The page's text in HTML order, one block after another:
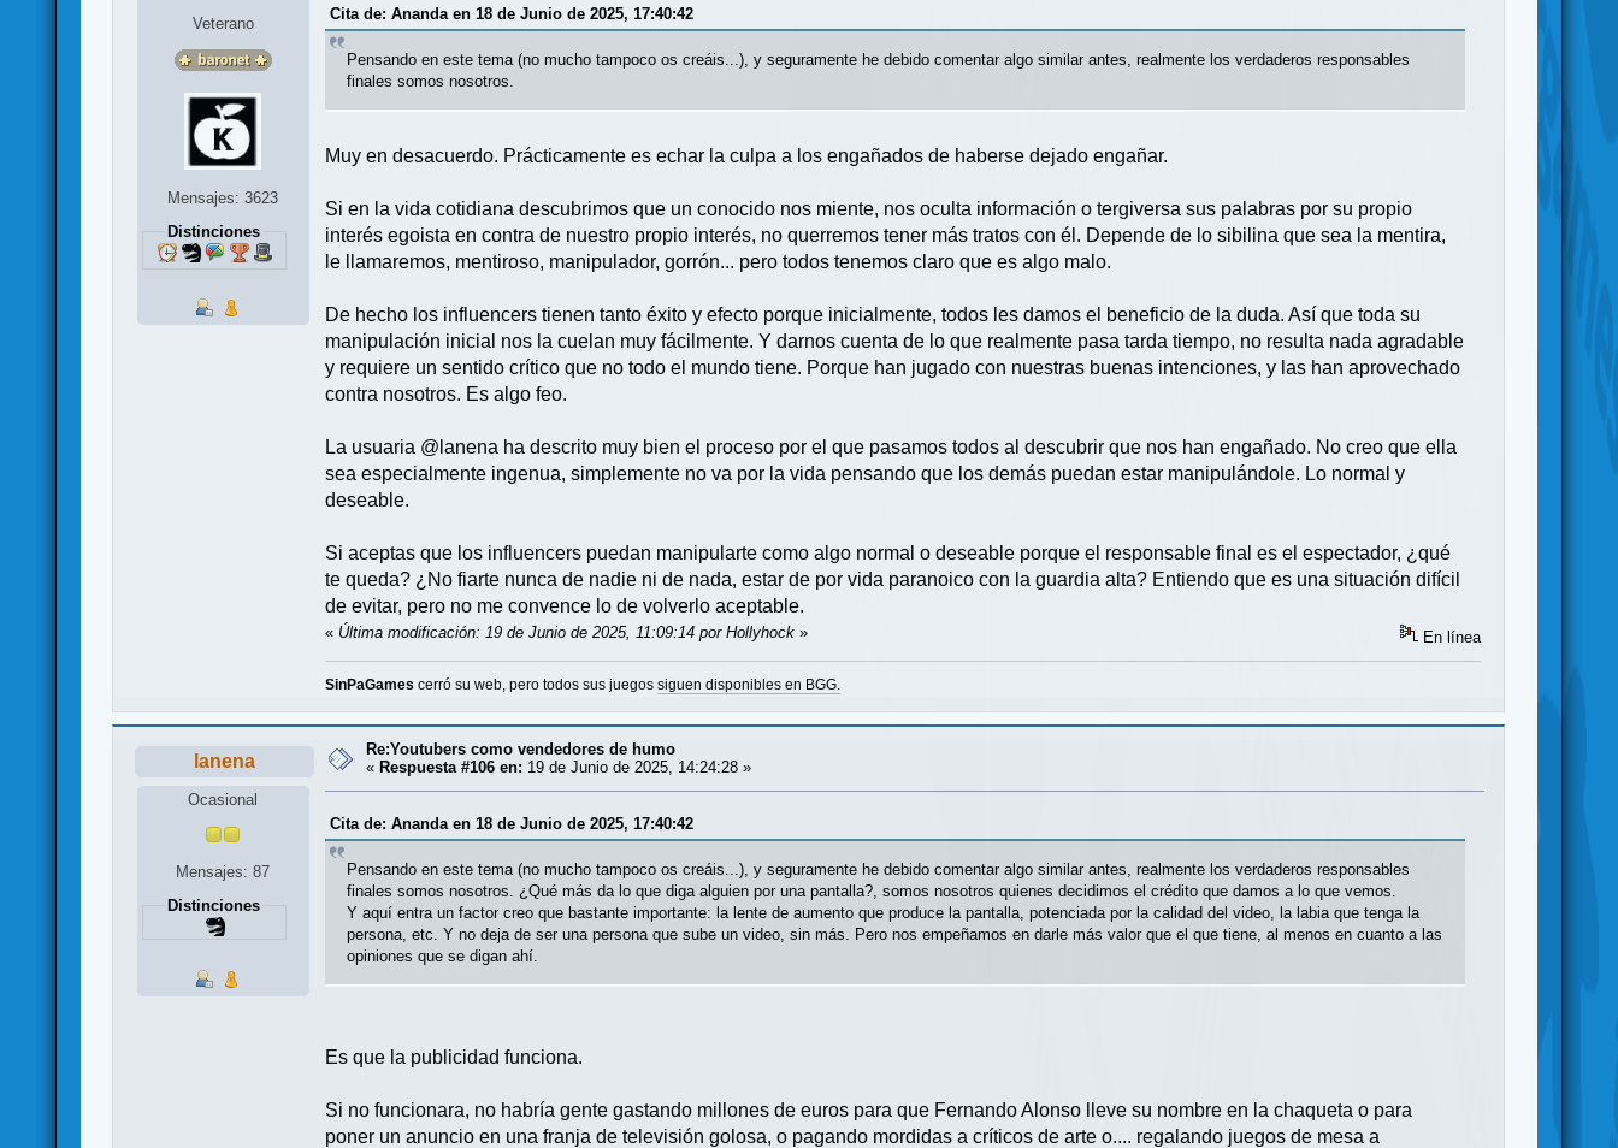
Veterano
Mensajes: 3623
Distinciones
Cita de: Ananda en 18 de Junio de 2025, 17:40:42
Pensando en este tema (no mucho tampoco os creáis...), y seguramente he debido comentar algo similar antes, realmente los verdaderos responsables
finales somos nosotros.
Muy en desacuerdo. Prácticamente es echar la culpa a los engañados de haberse dejado engañar.
Si en la vida cotidiana descubrimos que un conocido nos miente, nos oculta información o tergiversa sus palabras por su propio
interés egoista en contra de nuestro propio interés, no querremos tener más tratos con él. Depende de lo sibilina que sea la mentira,
le llamaremos, mentiroso, manipulador, gorrón... pero todos tenemos claro que es algo malo.
De hecho los influencers tienen tanto éxito y efecto porque inicialmente, todos les damos el beneficio de la duda. Así que toda su
manipulación inicial nos la cuelan muy fácilmente. Y darnos cuenta de lo que realmente pasa tarda tiempo, no resulta nada agradable
y requiere un sentido crítico que no todo el mundo tiene. Porque han jugado con nuestras buenas intenciones, y las han aprovechado
contra nosotros. Es algo feo.
La usuaria @lanena ha descrito muy bien el proceso por el que pasamos todos al descubrir que nos han engañado. No creo que ella
sea especialmente ingenua, simplemente no va por la vida pensando que los demás puedan estar manipulándole. Lo normal y
deseable.
Si aceptas que los influencers puedan manipularte como algo normal o deseable porque el responsable final es el espectador, ¿qué
te queda? ¿No fiarte nunca de nadie ni de nada, estar de por vida paranoico con la guardia alta? Entiendo que es una situación difícil
de evitar, pero no me convence lo de volverlo aceptable.
« Última modificación: 19 de Junio de 2025, 11:09:14 por Hollyhock » En línea
SinPaGames cerró su web, pero todos sus juegossiguen disponibles en BGG.
lanena
Ocasional
Mensajes: 87
Distinciones
Re:Youtubers como vendedores de humo
« Respuesta #106 en: 19 de Junio de 2025, 14:24:28 »
Cita de: Ananda en 18 de Junio de 2025, 17:40:42
Pensando en este tema (no mucho tampoco os creáis...), y seguramente he debido comentar algo similar antes, realmente los verdaderos responsables
finales somos nosotros. ¿Qué más da lo que diga alguien por una pantalla?, somos nosotros quienes decidimos el crédito que damos a lo que vemos.
Y aquí entra un factor creo que bastante importante: la lente de aumento que produce la pantalla, potenciada por la calidad del video, la labia que tenga la
persona, etc. Y no deja de ser una persona que sube un video, sin más. Pero nos empeñamos en darle más valor que el que tiene, al menos en cuanto a las
opiniones que se digan ahí.
Es que la publicidad funciona.
Si no funcionara, no habría gente gastando millones de euros para que Fernando Alonso lleve su nombre en la chaqueta o para
poner un anuncio en una franja de televisión golosa, o pagando mordidas a críticos de arte o.... regalando juegos de mesa a